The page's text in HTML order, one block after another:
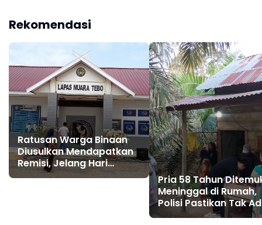
Rekomendasi
Ratusan Warga Binaan
Diusulkan Mendapatkan
Remisi, Jelang Hari
Kemerdekaan RI ke 81
Pria 58 Tahun
Meninggal di Rumah,
Polisi Pastikan Tak
Tanda Kekerasan